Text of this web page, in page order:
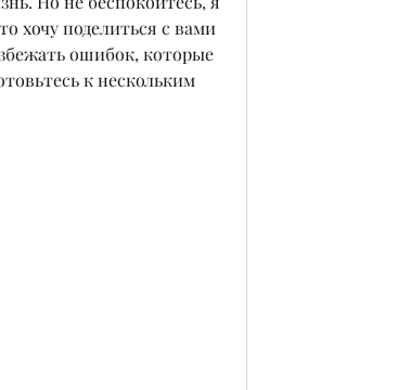
хочу поделиться с вами
ошибок, которые
к нескольким